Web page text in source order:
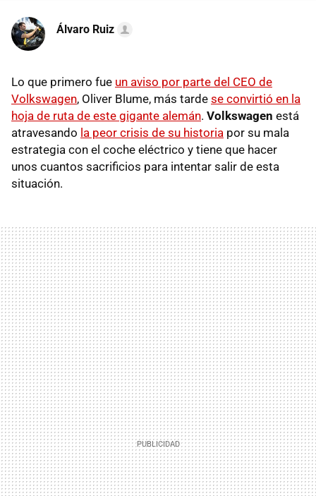
Álvaro Ruiz
Lo que primero fue un aviso por parte del CEO de
Volkswagen, Oliver Blume, más tarde se convirtió en la
hoja de ruta de este gigante alemán. Volkswagen está
atravesando la peor crisis de su historia por su mala
estrategia con el coche eléctrico y tiene que hacer
unos cuantos sacrificios para intentar salir de esta
situación.